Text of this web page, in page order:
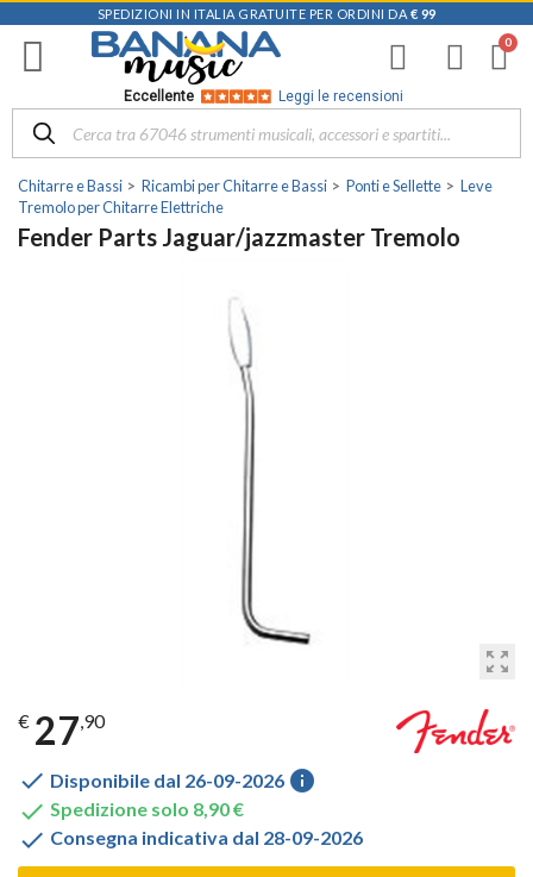
SPEDIZIONI IN ITALIA GRATUITE PER ORDINI DA € 99
Eccellente Leggi le recensioni
Chitarre e Bassi Ricambi per Chitarre e Bassi Ponti e Sellette
Leve
Tremolo per Chitarre Elettriche
Fender Parts Jaguar/jazzmaster Tremolo
zoom_out_map
€ 27,90
 Disponibile dal 26-09-2026 info
 Spedizione solo 8,90 €
 Consegna indicativa dal 28-09-2026